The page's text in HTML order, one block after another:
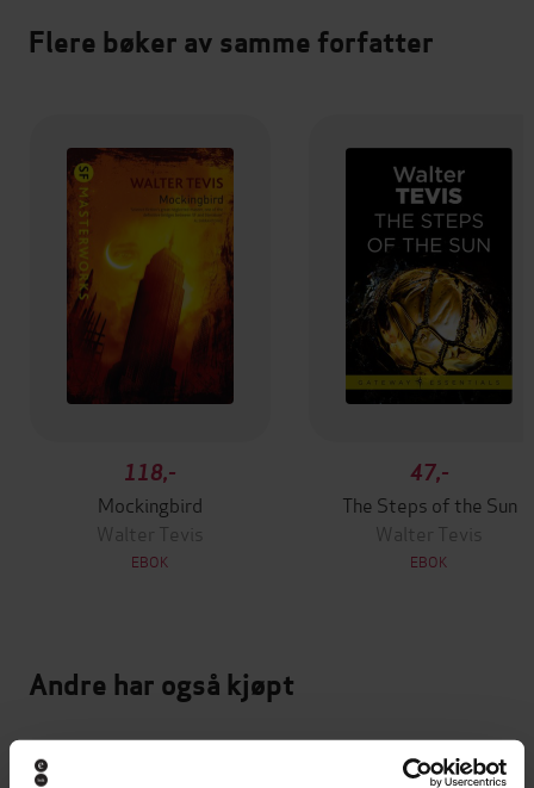
Flere bøker av samme forfatter
118,-
Mockingbird
Walter Tevis
EBOK
47,-
The Steps of the Sun
Walter Tevis
EBOK
Andre har også kjøpt